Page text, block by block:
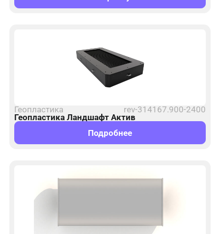
Геопластика
rev-314167.900-2400
Геопластика Ландшафт Актив
Подробнее